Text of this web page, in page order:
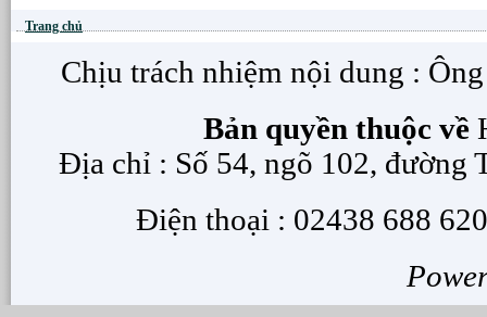
Trang chủ
Chịu trách nhiệm nội dung :
Bản quyền thuộc về
Địa chỉ : Số 54, ngõ 102, đường
Điện thoại : 02438 688